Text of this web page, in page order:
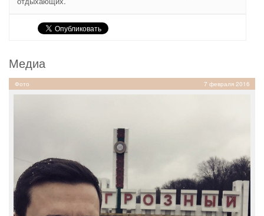
Медиа
Фото 7 февраля 2016